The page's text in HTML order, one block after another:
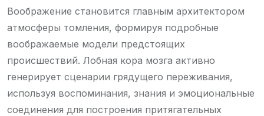
Воображение становится главным архитектором
атмосферы томления, формируя подробные
воображаемые модели предстоящих
происшествий. Лобная кора мозга активно
генерирует сценарии грядущего переживания,
используя воспоминания, знания и эмоциональные
соединения для построения притягательных